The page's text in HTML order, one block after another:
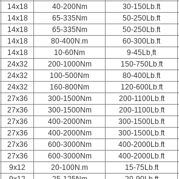
14x18 40-200Nm 30-150Lb.ft
14x18 65-335Nm 50-250Lb.ft
14x18 65-335Nm 50-250Lb.ft
14x18 80-400N.m 60-300Lb.ft
14x18 10-60Nm 9-45Lb,ft
24x32 200-1000Nm 150-750Lb.ft
24x32 100-500Nm 80-400Lb.ft
24x32 160-800Nm 120-600Lb.ft
27x36 300-1500Nm 200-1100Lb.ft
27x36 300-1500Nm 200-1100Lb.ft
27x36 400-2000Nm 300-1500Lb.ft
27x36 400-2000Nm 300-1500Lb.ft
27x36 600-3000Nm 400-2000Lb.ft
27x36 600-3000Nm 400-2000Lb.ft
9x12 20-100N.m 15-75Lb.ft